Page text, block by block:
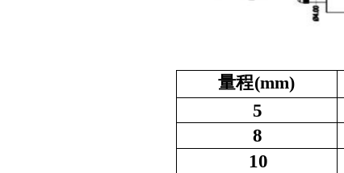
量程(mm)
5
8
10